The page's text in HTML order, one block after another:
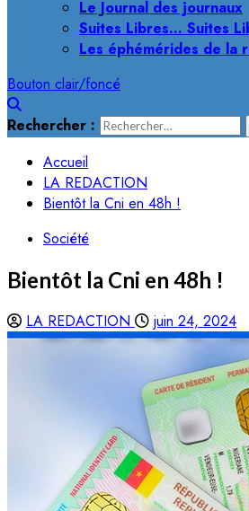
Le Journal des journaux
Suites Libres… Suites
Les éphémérides de la
Bouton clair/foncé
Rechercher :
Accueil
LA REDACTION
Bientôt la Cni en 48h !
Société
Bientôt la Cni en 48h !
LA REDACTION juin 24, 2024